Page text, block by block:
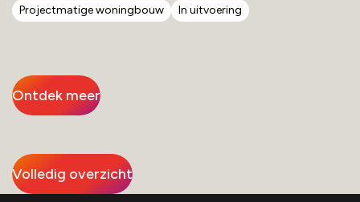
Projectmatige woningbouw In uitvoering
Ontdek meer
Volledig overzicht